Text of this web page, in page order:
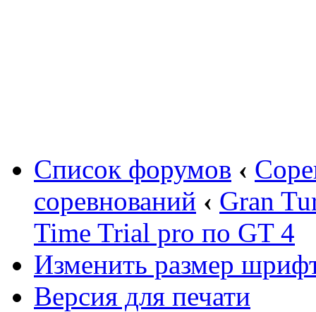
Список форумов ‹
соревнований ‹ Gran
Time Trial pro по GT 4
Изменить размер
Версия для печати